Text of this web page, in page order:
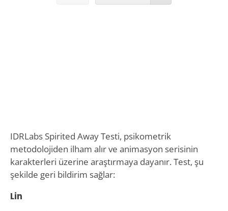
IDRLabs Spirited Away Testi, psikometrik
metodolojiden ilham alır ve animasyon serisinin
karakterleri üzerine araştırmaya dayanır. Test, şu
şekilde geri bildirim sağlar:
Lin